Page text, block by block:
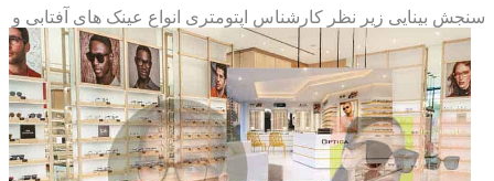
سنجش بینایی زیر نظر کارشناس اپتومتری انواع عینک های آفتابی و